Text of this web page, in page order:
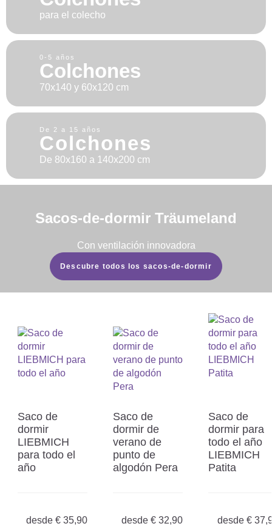
para el colecho
0-5 años
Colchones
70x140 y 60x120 cm
De 2 a 15 años
Colchones
De 80x160 a 140x200 cm
Sacos-de-dormir Träumeland
Con ventilación innovadora
Descubre todos los sacos-de-dormir
Saco de
dormir
LIEBMICH
para todo el
año
desde € 35,90
Saco de
dormir de
verano de
punto de
algodón Pera
desde € 32,90
Saco de
dormir para
todo el año
LIEBMICH
Patita
desde €